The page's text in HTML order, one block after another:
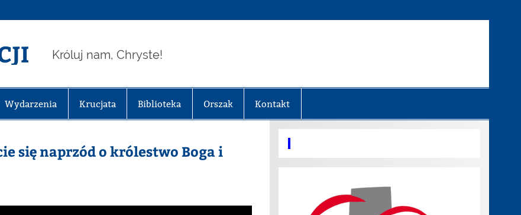
Króluj nam, Chryste!
Wydarzenia Krucjata Biblioteka Orszak Kontakt
się naprzód o królestwo Boga i